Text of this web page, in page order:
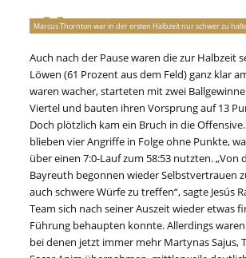
Marcus Thornton war in der ersten Halbzeit nur schwer zu
Auch nach der Pause waren die zur Halbzeit
Löwen (61 Prozent aus dem Feld) ganz klar
waren wacher, starteten mit zwei
Viertel und bauten ihren Vorsprung auf 13
Doch plötzlich kam ein Bruch in die
blieben vier Angriffe in Folge ohne Punkte,
über einen 7:0-Lauf zum 58:53 nutzten. „Von
Bayreuth begonnen wieder Selbstvertrauen
auch schwere Würfe zu treffen“, sagte Jesús
Team sich nach seiner Auszeit wieder etwas
Führung behaupten konnte. Allerdings
bei denen jetzt immer mehr Martynas Sajus,